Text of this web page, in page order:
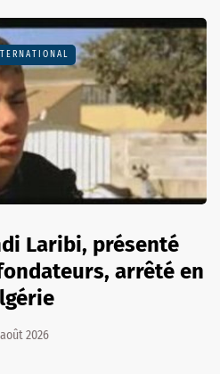
Laribi, présenté
arrêté en
2026